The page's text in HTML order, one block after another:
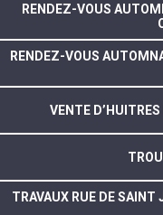
RENDEZ-VOUS
RENDEZ-VOUS
VENTE
TRAVAUX RUE DE SAINT